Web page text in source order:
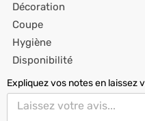
Décoration
Coupe
Hygiène
Disponibilité
Expliquez vos notes en laissez